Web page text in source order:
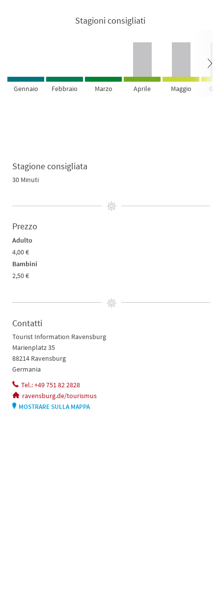
Stagioni consigliati
Gennaio Febbraio Marzo Aprile Maggio
Stagione consigliata
30 Minuti
Prezzo
Adulto
4,00 €
Bambini
2,50 €
Contatti
Tourist Information Ravensburg
Marienplatz 35
88214 Ravensburg
Germania
Tel.: +49 751 82 2828
ravensburg.de/tourismus
MOSTRARE SULLA MAPPA